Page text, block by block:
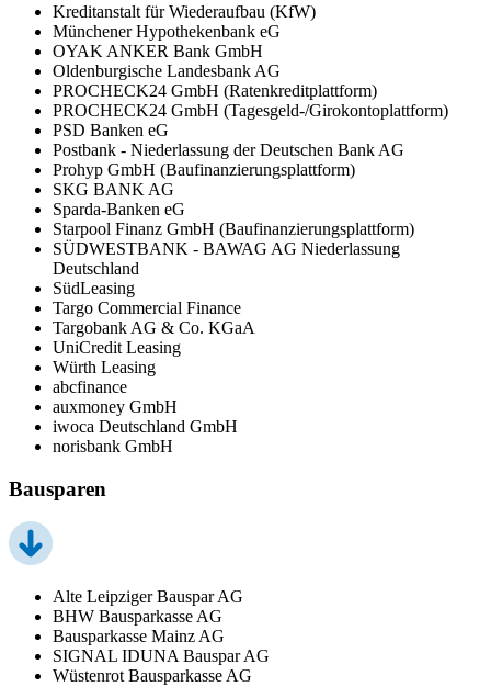
Kreditanstalt für Wiederaufbau (KfW)
Münchener Hypothekenbank eG
OYAK ANKER Bank GmbH
Oldenburgische Landesbank AG
PROCHECK24 GmbH (Ratenkreditplattform)
PROCHECK24 GmbH (Tagesgeld-/Girokontoplattform)
PSD Banken eG
Postbank - Niederlassung der Deutschen Bank AG
Prohyp GmbH (Baufinanzierungsplattform)
SKG BANK AG
Sparda-Banken eG
Starpool Finanz GmbH (Baufinanzierungsplattform)
SÜDWESTBANK - BAWAG AG Niederlassung
Deutschland
SüdLeasing
Targo Commercial Finance
Targobank AG & Co. KGaA
UniCredit Leasing
Würth Leasing
abcfinance
auxmoney GmbH
iwoca Deutschland GmbH
norisbank GmbH
Bausparen
Alte Leipziger Bauspar AG
BHW Bausparkasse AG
Bausparkasse Mainz AG
SIGNAL IDUNA Bauspar AG
Wüstenrot Bausparkasse AG